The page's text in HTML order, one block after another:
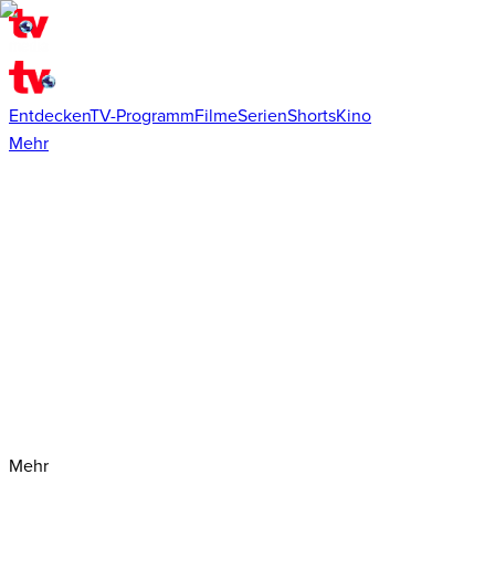
EntdeckenTV-ProgrammFilmeSerienShortsKino
Mehr
Mehr